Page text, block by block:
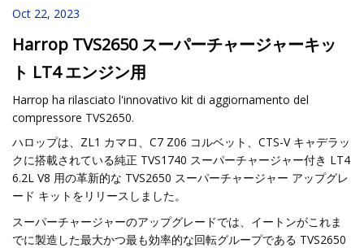
Oct 22, 2023
Harrop TVS2650 スーパーチャージャーキッ
ト LT4 エンジン用
Harrop ha rilasciato l'innovativo kit di aggiornamento del
compressore TVS2650.
ハロップは、ZL1 カマロ、C7 Z06 コルベット、CTS-V キャデラッ
クに搭載されている純正 TVS1740 スーパーチャージャー付き LT4
6.2L V8 用の革新的な TVS2650 スーパーチャージャー アップグレ
ード キットをリリースしました。
スーパーチャージャーのアップグレードでは、イートンがこれま
でに製造した最大かつ最も効率的な回転グループである TVS2650